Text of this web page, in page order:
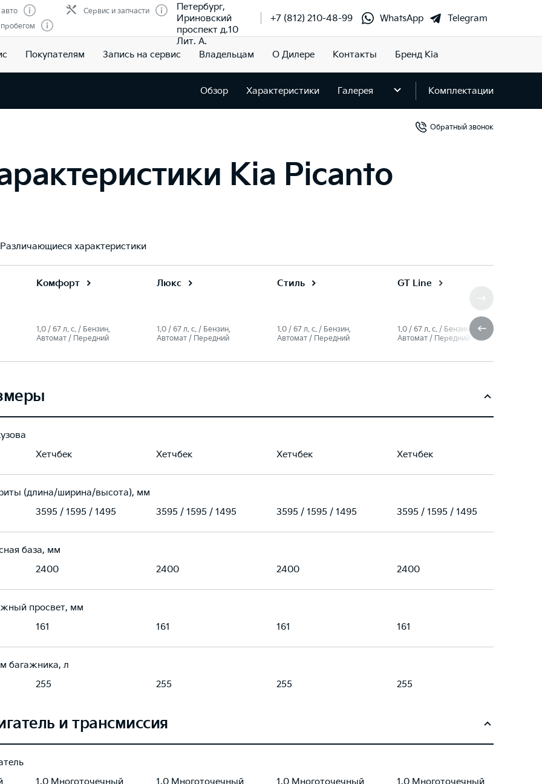
Сервис и запчасти
Петербург,
Ириновский
проспект д.10
Лит. А.
+7 (812) 210-48-99 WhatsApp Telegram
Покупателям Запись на сервис Владельцам О Дилере Контакты Бренд Kia
Обзор Характеристики Галерея Комплектации
Обратный звонок
Kia Picanto
Различающиеся характеристики
Комфорт
1.0 / 67 л. c. / Бензин,
Автомат / Передний
Люкс
1.0 / 67 л. c. / Бензин,
Автомат / Передний
Стиль
1.0 / 67 л. c. / Бензин,
Автомат / Передний
GT Line
1.0 / 67 л. c. / Бензин,
Автомат / Передний
Хетчбек Хетчбек Хетчбек Хетчбек
(длина/ширина/высота), мм
3595 / 1595 / 1495 3595 / 1595 / 1495 3595 / 1595 / 1495 3595 / 1595 / 1495
база, мм
2400 2400 2400 2400
просвет, мм
161 161 161 161
багажника, л
255 255 255 255
и трансмиссия